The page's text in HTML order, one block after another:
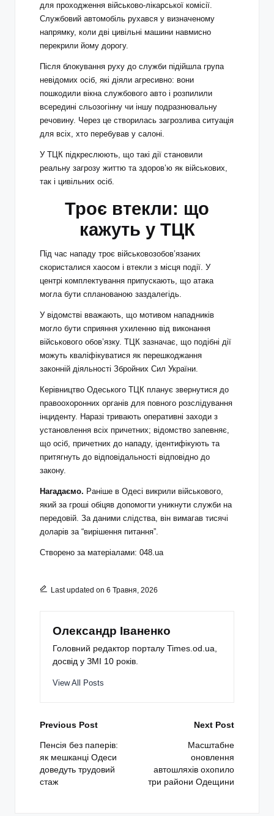
для проходження військово-лікарської комісії.
Службовий автомобіль рухався у визначеному
напрямку, коли дві цивільні машини навмисно
перекрили йому дорогу.
Після блокування руху до служби підійшла група
невідомих осіб, які діяли агресивно: вони
пошкодили вікна службового авто і розпилили
всередині сльозогінну чи іншу подразнювальну
речовину. Через це створилась загрозлива ситуація
для всіх, хто перебував у салоні.
У ТЦК підкреслюють, що такі дії становили
реальну загрозу життю та здоров’ю як військових,
так і цивільних осіб.
Троє втекли: що
кажуть у ТЦК
Під час нападу троє військовозобов’язаних
скористалися хаосом і втекли з місця події. У
центрі комплектування припускають, що атака
могла бути спланованою заздалегідь.
У відомстві вважають, що мотивом нападників
могло бути сприяння ухиленню від виконання
військового обов’язку. ТЦК зазначає, що подібні дії
можуть кваліфікуватися як перешкоджання
законній діяльності Збройних Сил України.
Керівництво Одеського ТЦК планує звернутися до
правоохоронних органів для повного розслідування
інциденту. Наразі тривають оперативні заходи з
установлення всіх причетних; відомство запевняє,
що осіб, причетних до нападу, ідентифікують та
притягнуть до відповідальності відповідно до
закону.
Нагадаємо. Раніше в Одесі викрили військового,
який за гроші обіцяв допомогти уникнути служби на
передовій. За даними слідства, він вимагав тисячі
доларів за “вирішення питання”.
Створено за матеріалами: 048.ua
Last updated on 6 Травня, 2026
Олександр Іваненко
Головний редактор порталу Times.od.ua,
досвід у ЗМІ 10 років.
View All Posts
Post
navigation
Previous Post
Пенсія без паперів:
як мешканці Одеси
доведуть трудовий
стаж
Next Post
Масштабне
оновлення
автошляхів охопило
три райони Одещини